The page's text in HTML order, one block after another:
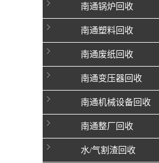
南通锅炉回收
南通塑料回收
南通废纸回收
南通变压器回收
南通机械设备回收
南通整厂回收
水/气割渣回收